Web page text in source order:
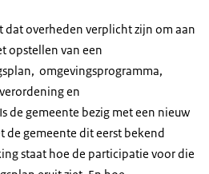
dat overheden verplicht zijn om aan
opstellen van een
omgevingsprogramma,
en
de gemeente bezig met een nieuw
de gemeente dit eerst bekend
staat hoe de participatie voor die